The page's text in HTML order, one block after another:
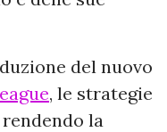
del nuovo
, le strategie
la